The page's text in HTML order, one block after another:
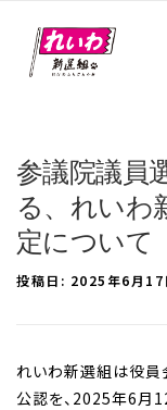
参議院議員
る、れいわ
定について
投稿日: 2025年6月17
れいわ新選組は役員
公認を、2025年6月